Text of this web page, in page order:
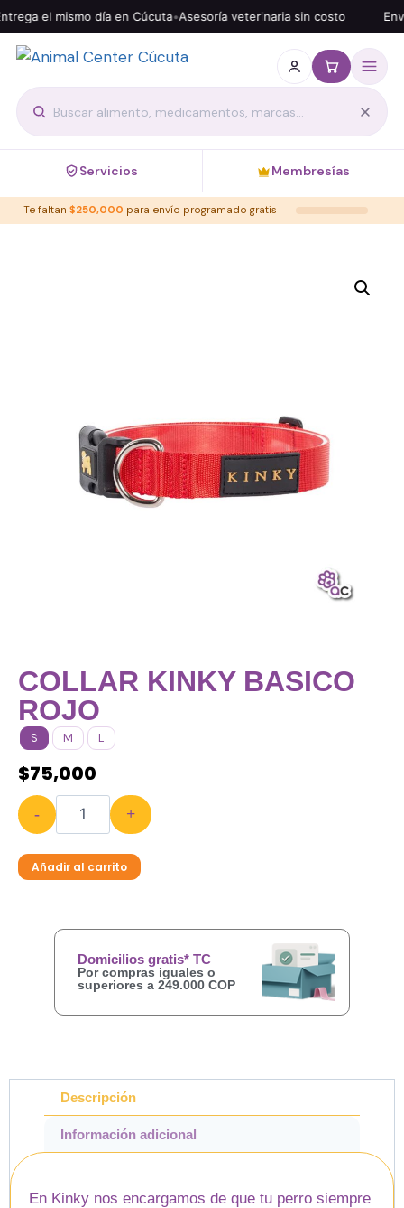
el mismo día en Cúcuta•Asesoría veterinaria sin costo
Servicios Membresías
Te faltan $250,000 para envío programado gratis
COLLAR KINKY BASICO
ROJO
S M L
$75,000
- +
Añadir al carrito
Domicilios gratis* TC
Por compras iguales o
superiores a 249.000 COP
Descripción
Información adicional
En Kinky nos encargamos de que tu perro siempre